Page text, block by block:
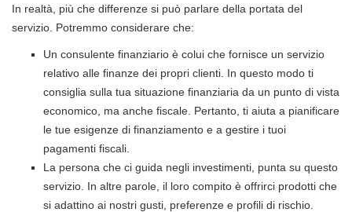
In realtà, più che differenze si può parlare della portata del
servizio. Potremmo considerare che:
Un consulente finanziario è colui che fornisce un servizio
relativo alle finanze dei propri clienti. In questo modo ti
consiglia sulla tua situazione finanziaria da un punto di vista
economico, ma anche fiscale. Pertanto, ti aiuta a pianificare
le tue esigenze di finanziamento e a gestire i tuoi
pagamenti fiscali.
La persona che ci guida negli investimenti, punta su questo
servizio. In altre parole, il loro compito è offrirci prodotti che
si adattino ai nostri gusti, preferenze e profili di rischio.